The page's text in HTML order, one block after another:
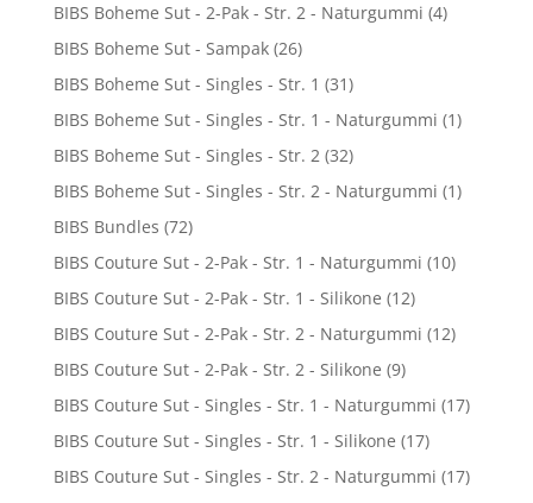
BIBS Boheme Sut - 2-Pak - Str. 2 - Naturgummi (4)
BIBS Boheme Sut - Sampak (26)
BIBS Boheme Sut - Singles - Str. 1 (31)
BIBS Boheme Sut - Singles - Str. 1 - Naturgummi (1)
BIBS Boheme Sut - Singles - Str. 2 (32)
BIBS Boheme Sut - Singles - Str. 2 - Naturgummi (1)
BIBS Bundles (72)
BIBS Couture Sut - 2-Pak - Str. 1 - Naturgummi (10)
BIBS Couture Sut - 2-Pak - Str. 1 - Silikone (12)
BIBS Couture Sut - 2-Pak - Str. 2 - Naturgummi (12)
BIBS Couture Sut - 2-Pak - Str. 2 - Silikone (9)
BIBS Couture Sut - Singles - Str. 1 - Naturgummi (17)
BIBS Couture Sut - Singles - Str. 1 - Silikone (17)
BIBS Couture Sut - Singles - Str. 2 - Naturgummi (17)